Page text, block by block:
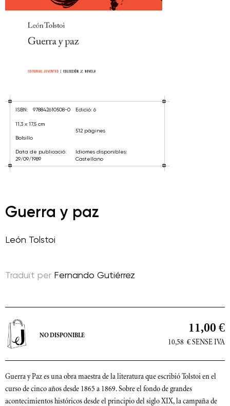
ISBN: 978842610508-0
11,3 x 17,5 cm
Bolsillo
Data de publicació:
29/09/1989
Edició: 6
512 pàgines
Idiomes disponibles:
Castellano
Guerra y paz
León Tolstoi
Traduït per Fernando Gutiérrez
11,00 €
10,58 € SENSE IVA
NO DISPONIBLE
Guerra y Paz es una obra maestra de la literatura que escribió Tolstoi en el
curso de cinco años desde 1865 a 1869. Sobre el fondo de grandes
acontecimientos históricos desde el principio del siglo XIX, la campaña de